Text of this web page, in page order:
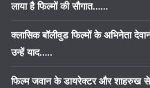
लाया है फिल्मों की सौगात……
क्लासिक बॉलीवुड फिल्मों के अभिनेता
उन्हें याद…..
फिल्म जवान के डायरेक्टर और शाहरुख से